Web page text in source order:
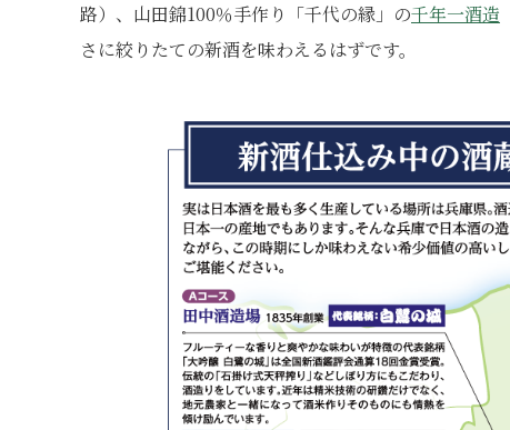
路）、山田錦100％手作り「千代の縁」の千年一酒造
さに絞りたての新酒を味わえるはずです。